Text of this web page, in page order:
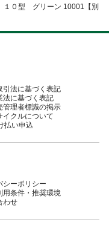
１０型 グリーン 10001【別
引法に基づく表記
法に基づく表記
管理者標識の掲示
イクルについて
払い申込
シーポリシー
用条件・推奨環境
わせ